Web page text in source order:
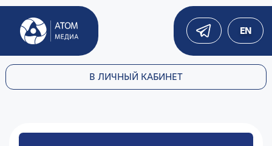
EN
В ЛИЧНЫЙ КАБИНЕТ